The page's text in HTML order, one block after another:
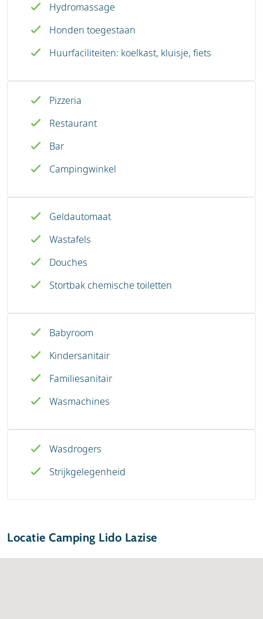
Hydromassage
Honden toegestaan
Huurfaciliteiten: koelkast, kluisje, fiets
Pizzeria
Restaurant
Bar
Campingwinkel
Geldautomaat
Wastafels
Douches
Stortbak chemische toiletten
Babyroom
Kindersanitair
Familiesanitair
Wasmachines
Wasdrogers
Strijkgelegenheid
Locatie Camping Lido Lazise